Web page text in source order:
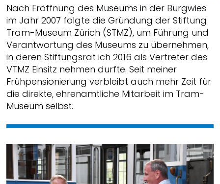
Nach Eröffnung des Museums in der Burgwies
im Jahr 2007 folgte die Gründung der Stiftung
Tram-Museum Zürich (STMZ), um Führung und
Verantwortung des Museums zu übernehmen,
in deren Stiftungsrat ich 2016 als Vertreter des
VTMZ Einsitz nehmen durfte. Seit meiner
Frühpensionierung verbleibt auch mehr Zeit für
die direkte, ehrenamtliche Mitarbeit im Tram-
Museum selbst.